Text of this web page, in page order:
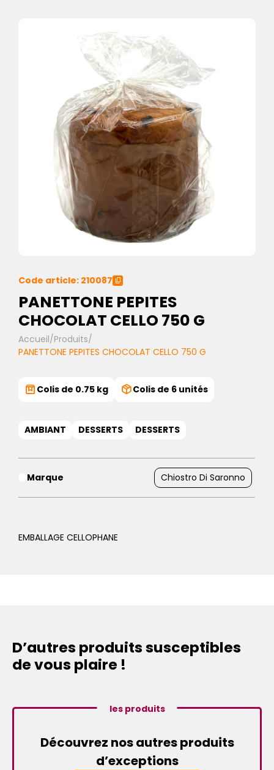
Code article: 210087
PANETTONE PEPITES
CHOCOLAT CELLO 750 G
Accueil/Produits/
PANETTONE PEPITES CHOCOLAT CELLO 750 G
Colis de 0.75 kg Colis de 6 unités
AMBIANT DESSERTS DESSERTS
Marque Chiostro Di Saronno
EMBALLAGE CELLOPHANE
D’autres produits susceptibles
de vous plaire !
les produits
Découvrez nos autres produits
d’exceptions